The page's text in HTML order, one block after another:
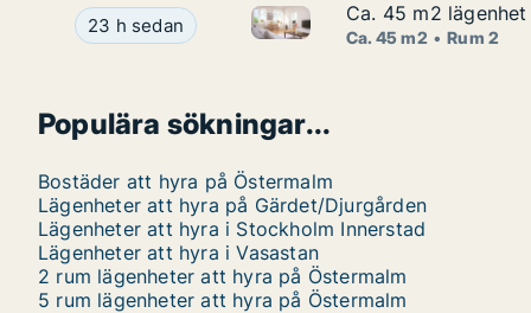
Ca. 45 m2 lägenhet att hyra på Östermalm,
23 h sedan Ca. 45 m2 lägenhet att hyra
Ca. 45 m2
Ca. 45 m2
Ca. 45 m2 Rum 2
Populära sökningar...
Bostäder att hyra på Östermalm
Lägenheter att hyra på Gärdet/Djurgården
Lägenheter att hyra i Stockholm Innerstad
Lägenheter att hyra i Vasastan
2 rum lägenheter att hyra på Östermalm
5 rum lägenheter att hyra på Östermalm